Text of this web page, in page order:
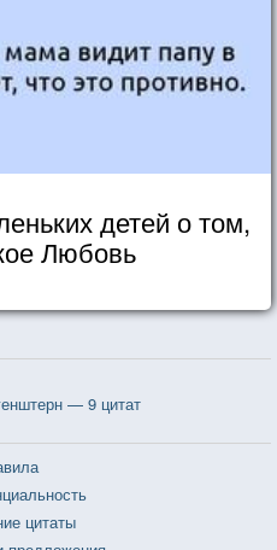
детей о том,
Любовь
— 9 цитат
цитаты